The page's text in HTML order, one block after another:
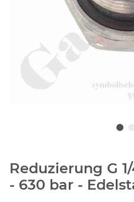
Reduzierung G
- 630 bar -